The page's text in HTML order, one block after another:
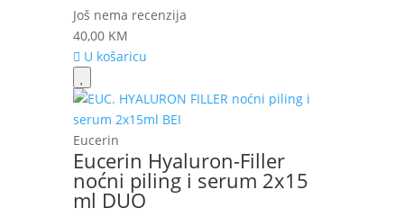
Još nema recenzija
40,00 KM
U košaricu
Eucerin
Eucerin Hyaluron-Filler
noćni piling i serum 2x15
ml DUO